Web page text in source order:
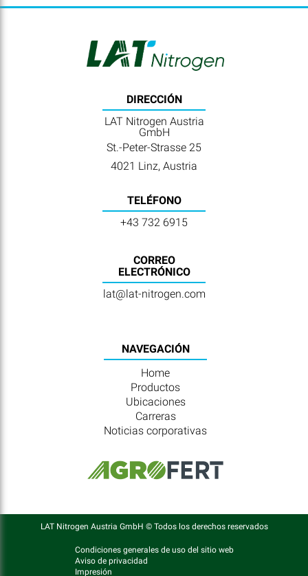
DIRECCIÓN
LAT Nitrogen Austria
GmbH
St.-Peter-Strasse 25
4021 Linz, Austria
TELÉFONO
+43 732 6915
CORREO
ELECTRÓNICO
lat@lat-nitrogen.com
NAVEGACIÓN
Home
Productos
Ubicaciones
Carreras
Noticias corporativas
LAT Nitrogen Austria GmbH © Todos los derechos reservados
Condiciones generales de uso del sitio web
Aviso de privacidad
Impresión